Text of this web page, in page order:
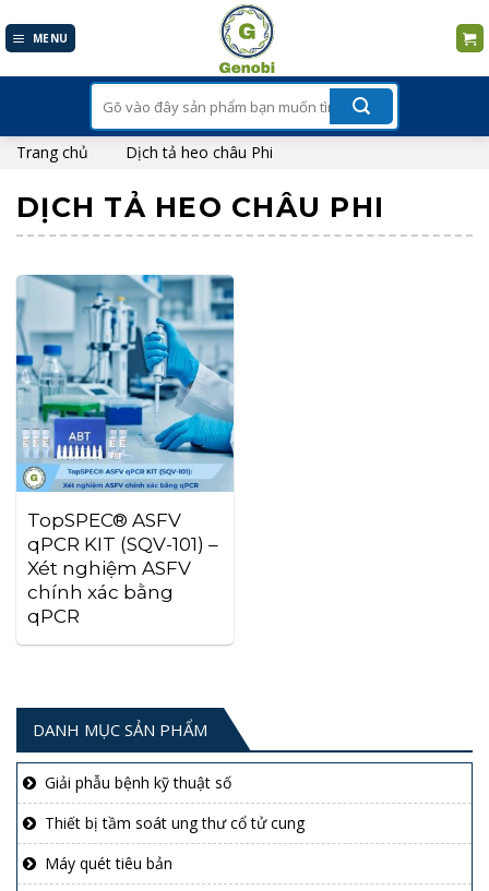
to
MENU
kiếm:
Trang chủ Dịch tả heo châu Phi
DỊCH TẢ HEO CHÂU PHI
TopSPEC® ASFV
qPCR KIT (SQV-101) –
Xét nghiệm ASFV
chính xác bằng
qPCR
DANH MỤC SẢN PHẨM
Giải phẫu bệnh kỹ thuật số
Thiết bị tầm soát ung thư cổ tử cung
Máy quét tiêu bản